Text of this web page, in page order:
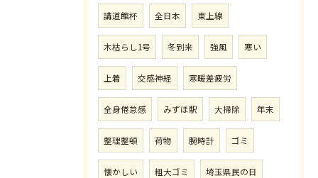
講道館杯 全日本 東上線
木枯らし1号 冬到来 強風 寒い
上着 交感神経 寒暖差疲労
全身倦怠感 みずほ駅 大掃除 年末
整理整頓 荷物 腕時計 ゴミ
懐かしい 粗大ゴミ 埼玉県民の日